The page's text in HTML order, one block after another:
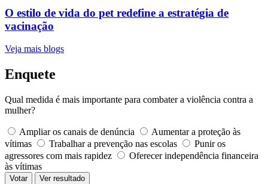
O estilo de vida do pet redefine a estratégia de
vacinação
Veja mais blogs
Enquete
Qual medida é mais importante para combater a violência contra a
mulher?
Ampliar os canais de denúncia
Aumentar a proteção às
vítimas
Trabalhar a prevenção nas escolas
Punir os
agressores com mais rapidez
Oferecer independência financeira
às vítimas
Votar Ver resultado